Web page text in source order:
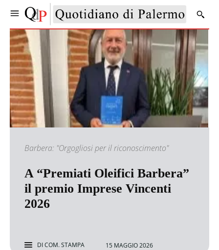
Barbera: "Orgogliosi per il riconoscimento"
A “Premiati Oleifici Barbera”
il premio Imprese Vincenti
2026
DICOM. STAMPA 15 MAGGIO 2026